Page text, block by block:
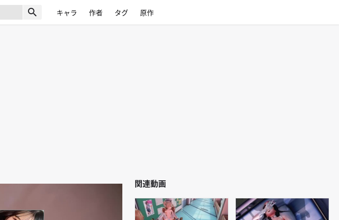
search キャラ 作者 タグ 原作
関連動画